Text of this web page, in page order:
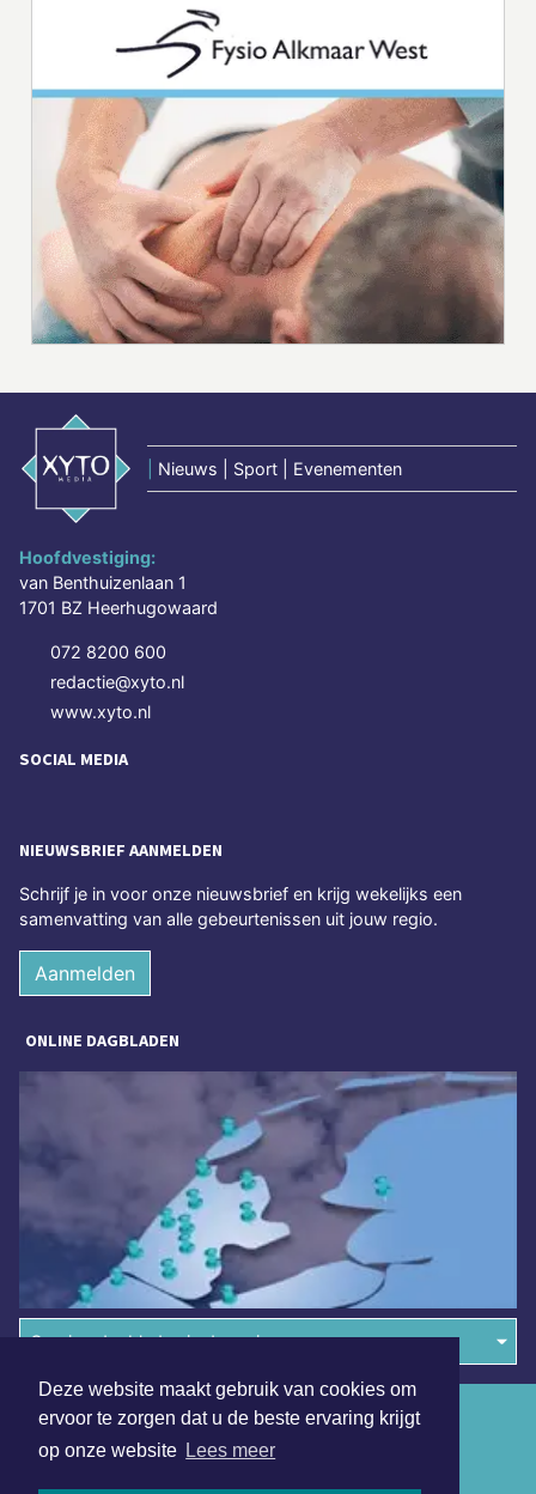
Deze website maakt gebruik van cookies om
ervoor te zorgen dat u de beste ervaring krijgt
op onze website Lees meer
Nieuws | Sport | Evenementen
Hoofdvestiging:
van Benthuizenlaan 1
1701 BZ Heerhugowaard
072 8200 600
redactie@xyto.nl
www.xyto.nl
SOCIAL MEDIA
NIEUWSBRIEF AANMELDEN
Schrijf je in voor onze nieuwsbrief en krijg wekelijks een
samenvatting van alle gebeurtenissen uit jouw regio.
Aanmelden
ONLINE DAGBLADEN
Overige dagbladen in de regio
Algemene voorwaarden
Disclaimer